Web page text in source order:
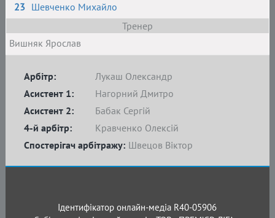
23 Шевченко Михайло
Тренер
Вишняк Ярослав
Арбітр:
Лукаш Олександр
Асистент 1:
Нагорний Дмитро
Асистент 2:
Бабак Сергій
4-й арбітр:
Кравченко Олексій
Спостерігач арбітражу: Швецов Віктор
Ідентифікатор онлайн-медіа R40-05906